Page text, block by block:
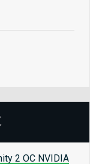
2 OC NVIDIA